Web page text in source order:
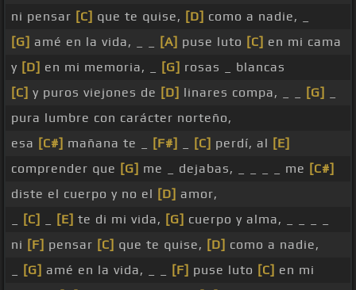
ni pensar [C] que te quise, [D] como a nadie, _
[G] amé en la vida, _ _ [A] puse luto [C] en mi cama
y [D] en mi memoria, _ [G] rosas _ blancas
[C] y puros viejones de [D] linares compa, _ _ [G]
pura lumbre con carácter norteño,
esa [C#] mañana te _ [F#] [C] perdí, al [E]
comprender que [G] me _ dejabas, _ _ _ _ me [C#]
diste el cuerpo y no el [D] amor,
[C] [E] te di mi vida, [G] cuerpo y alma, _ _ _ _
ni [F] pensar [C] que te quise, [D] como a nadie,
[G] amé en la vida, _ _ [F] puse luto [C] en mi